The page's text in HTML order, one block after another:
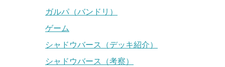
ガルパ（バンドリ）
ゲーム
シャドウバース（デッキ紹介）
シャドウバース（考察）